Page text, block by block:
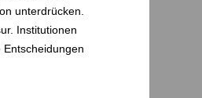
unterdrücken.
Institutionen